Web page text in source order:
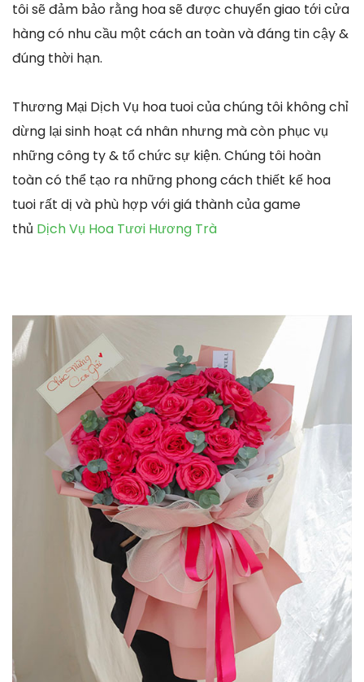
tôi sẽ đảm bảo rằng hoa sẽ được chuyển giao tới cửa
hàng có nhu cầu một cách an toàn và đáng tin cậy &
đúng thời hạn.
Thương Mại Dịch Vụ hoa tuoi của chúng tôi không chỉ
dừng lại sinh hoạt cá nhân nhưng mà còn phục vụ
những công ty & tổ chức sự kiện. Chúng tôi hoàn
toàn có thể tạo ra những phong cách thiết kế hoa
tuoi rất dị và phù hợp với giá thành của game
thủ Dịch Vụ Hoa Tươi Hương Trà